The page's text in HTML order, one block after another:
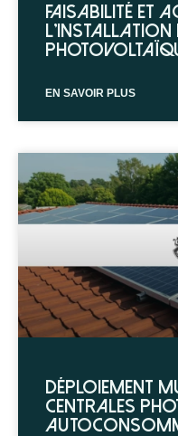
Faisabilité et
l’installation
EN SAVOIR PLUS
Déploiement
centrales